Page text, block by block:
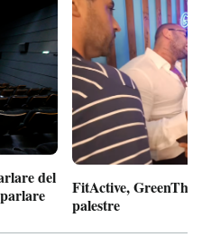
del
FitActive,
palestre